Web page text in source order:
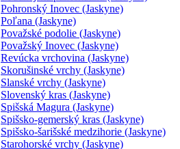
Pohronský Inovec (Jaskyne)
Poľana (Jaskyne)
Považské podolie (Jaskyne)
Považský Inovec (Jaskyne)
Revúcka vrchovina (Jaskyne)
Skorušinské vrchy (Jaskyne)
Slanské vrchy (Jaskyne)
Slovenský kras (Jaskyne)
Spišská Magura (Jaskyne)
Spišsko-gemerský kras (Jaskyne)
Spišsko-šarišské medzihorie (Jaskyne)
Starohorské vrchy (Jaskyne)